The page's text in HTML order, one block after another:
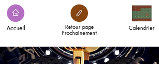
Accueil Calendrier
Retour page
Prochainement